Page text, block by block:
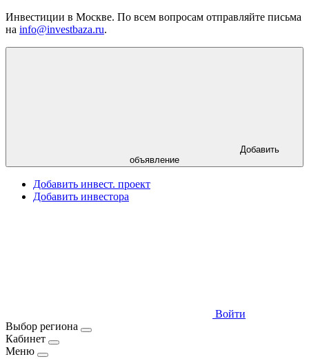
Инвестиции в Москве. По всем вопросам отправляйте письма
на info@investbaza.ru.
Добавить
объявление
Добавить инвест. проект
Добавить инвестора
Войти
Выбор региона
Кабинет
Меню